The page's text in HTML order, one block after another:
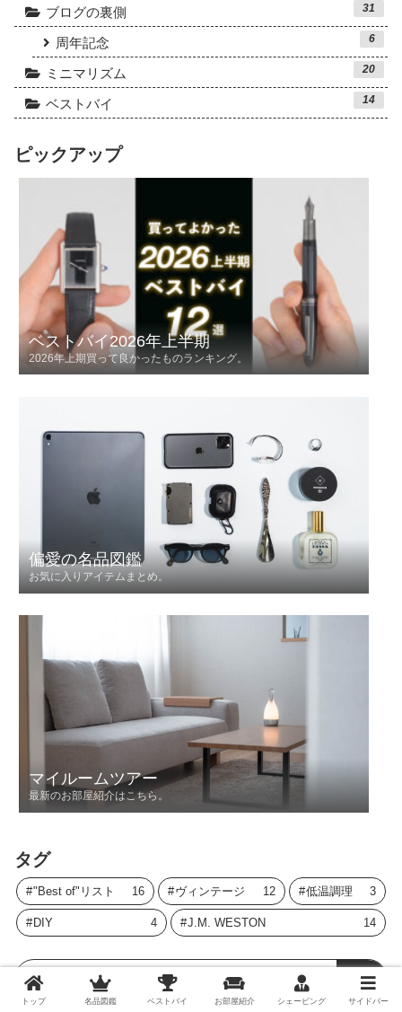
ブログの裏側 31
周年記念 6
ミニマリズム 20
ベストバイ 14
ピックアップ
ベストバイ2026年上半期
2026年上期買って良かったものランキング。
偏愛の名品図鑑
お気に入りアイテムまとめ。
マイルームツアー
最新のお部屋紹介はこちら。
タグ
"Best of"リスト 16 ヴィンテージ 12 低温調理 3
DIY 4 J.M. WESTON 14
トップ 名品図鑑 ベストバイ お部屋紹介 シェービング サイドバー